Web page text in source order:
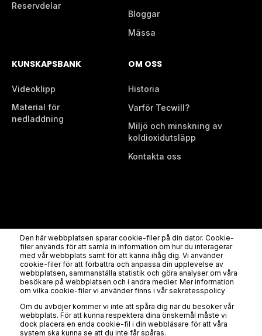
Den här webbplatsen sparar cookie-filer på din dator. Cookie-
filer används för att samla in information om hur du interagerar
med vår webbplats samt för att känna ihåg dig. Vi använder
cookie-filer för att förbättra och anpassa din upplevelse av
webbplatsen, sammanställa statistik och göra analyser om våra
besökare på webbplatsen och i andra medier. Mer information
om vilka cookie-filer vi använder finns i vår sekretesspolicy
Om du avböjer kommer vi inte att spåra dig när du besöker vår
webbplats. För att kunna respektera dina önskemål måste vi
dock placera en enda cookie-fil i din webbläsare för att våra
system ska kunna se att du inte får spåras.
Reservdelar
Bloggar
Mässa
KUNSKAPSBANK
Videoklipp
Material för
nedladdning
OM OSS
Historia
Varför Tecwill?
Miljö och minskning av
koldioxidutsläpp
Kontakta oss
Tecwill Oy Rahtikatu 3b, 80100 Joensuu, Finland
+358 (0) 10 8302900
info@tecwill.com
Integritetspolicy